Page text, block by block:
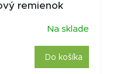
remienok
Na sklade
Do košíka